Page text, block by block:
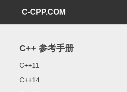
C-CPP.COM
C++ 参考手册
C++11
C++14